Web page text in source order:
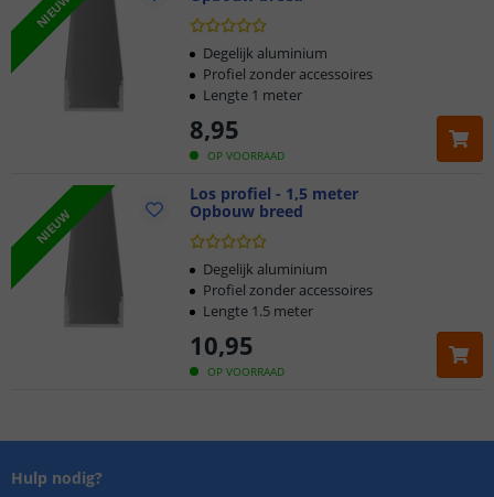
Voor 23:45 uur besteld,
NIEUW
OP VOORRAAD
8,95
Degelijk aluminium
Profiel zonder accessoires
Lengte 1 meter
NIEUW
Los profiel - 1,5 meter
Opbouw breed
OP VOORRAAD
10,95
Degelijk aluminium
Profiel zonder accessoires
Lengte 1.5 meter
Hulp nodig?